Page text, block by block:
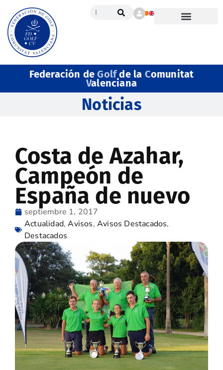
Federación deGolfde la Comunitat
Valenciana
Noticias
Costa de Azahar,
Campeón de
España de nuevo
septiembre 1, 2017
Actualidad,Avisos,Avisos Destacados,
Destacados